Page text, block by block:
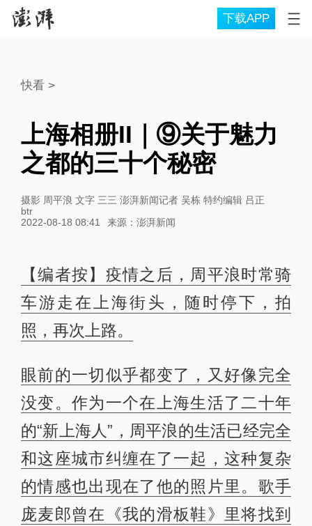
下载APP
快看>
上海相册II｜⑨关于魅力
之都的三十个秘密
摄影 周平浪 文字 三三 澎湃新闻记者 吴栋 特约编辑 吕正
btr
2022-08-18 08:41
来源： 澎湃新闻
【编者按】疫情之后，周平浪时常骑
车游走在上海街头，随时停下，拍
照，再次上路。
眼前的一切似乎都变了，又好像完全
没变。作为一个在上海生活了二十年
的“新上海人”，周平浪的生活已经完全
和这座城市纠缠在了一起，这种复杂
的情感也出现在了他的照片里。歌手
庞麦郎曾在《我的滑板鞋》里将找到